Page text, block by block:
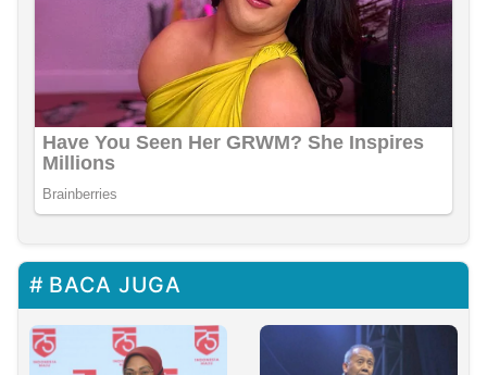
BACA JUGA